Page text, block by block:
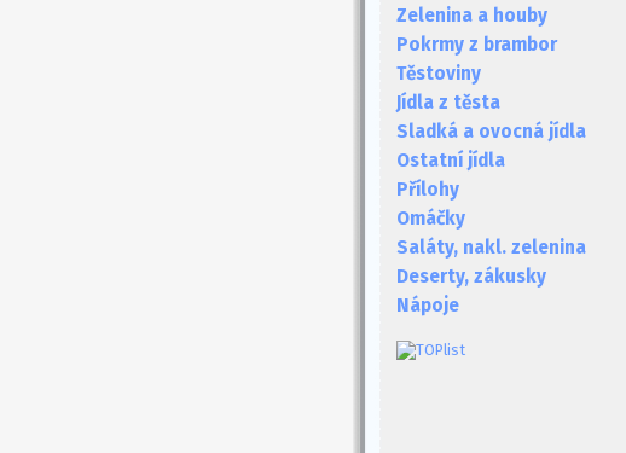
Zelenina a houby
Pokrmy z brambor
Těstoviny
Jídla z těsta
Sladká a ovocná jídla
Ostatní jídla
Přílohy
Omáčky
Saláty, nakl. zelenina
Deserty, zákusky
Nápoje